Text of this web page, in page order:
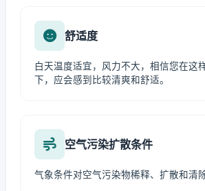
舒适度
白天温度适宜，风力不大，相信您在这
下，应会感到比较清爽和舒适。
空气污染扩散条件
气象条件对空气污染物稀释、扩散和清